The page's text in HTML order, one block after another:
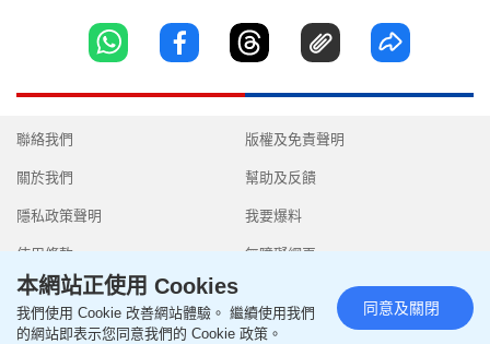
聯絡我們
關於我們
隱私政策聲明
使用條款
版權及免責聲明
幫助及反饋
我要爆料
無障礙網頁
Copyright © 2026 SingTao Ltd.All rights reserved.
本網站正使用 Cookies
我們使用 Cookie 改善網站體驗。 繼續使用我們
的網站即表示您同意我們的 Cookie 政策。
同意及關閉